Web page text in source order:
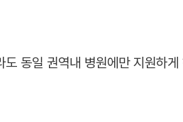
동일 권역내 병원에만 지원하게